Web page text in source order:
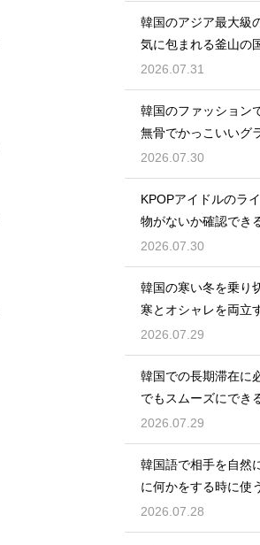
韓国のアジア最大級
気に包まれる釜山の
ント
2026.07.31
韓国のファッション
無骨でかっこいいグ
ルの特徴
2026.07.30
KPOPアイドルのラ
物がないか確認でき
物リスト
2026.07.30
韓国の寒い冬を乗り
寒とオシャレを両立
種類
2026.07.29
韓国での長期滞在に
でもスムーズにでき
開設
2026.07.29
韓国語で相手を自然
に何かをする時に使
本の作り方
2026.07.28